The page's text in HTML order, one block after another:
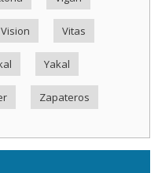
Vision Vitas
Yakal
Zapateros